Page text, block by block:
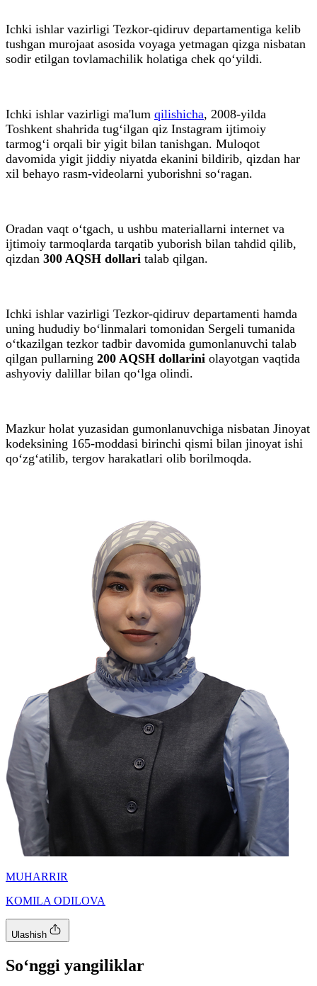
Ichki ishlar vazirligi Tezkor-qidiruv departamentiga kelib
tushgan murojaat asosida voyaga yetmagan qizga nisbatan
sodir etilgan tovlamachilik holatiga chek qo‘yildi.
Ichki ishlar vazirligi ma'lum qilishicha, 2008-yilda
Toshkent shahrida tug‘ilgan qiz Instagram ijtimoiy
tarmog‘i orqali bir yigit bilan tanishgan. Muloqot
davomida yigit jiddiy niyatda ekanini bildirib, qizdan har
xil behayo rasm-videolarni yuborishni so‘ragan.
Oradan vaqt o‘tgach, u ushbu materiallarni internet va
ijtimoiy tarmoqlarda tarqatib yuborish bilan tahdid qilib,
qizdan 300 AQSH dollari talab qilgan.
Ichki ishlar vazirligi Tezkor-qidiruv departamenti hamda
uning hududiy bo‘linmalari tomonidan Sergeli tumanida
o‘tkazilgan tezkor tadbir davomida gumonlanuvchi talab
qilgan pullarning 200 AQSH dollarini olayotgan vaqtida
ashyoviy dalillar bilan qo‘lga olindi.
Mazkur holat yuzasidan gumonlanuvchiga nisbatan Jinoyat
kodeksining 165-moddasi birinchi qismi bilan jinoyat ishi
qo‘zg‘atilib, tergov harakatlari olib borilmoqda.
MUHARRIR
KOMILA ODILOVA
Ulashish
So‘nggi yangiliklar